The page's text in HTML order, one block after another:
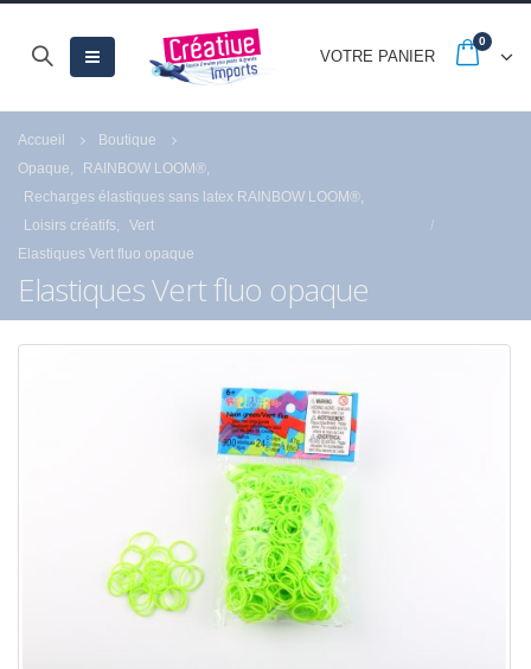
VOTRE PANIER
0
Accueil
Boutique
Opaque
RAINBOW LOOM®
Recharges élastiques sans latex RAINBOW LOOM®
Loisirs créatifs
Vert
Elastiques Vert fluo opaque
Elastiques Vert fluo opaque